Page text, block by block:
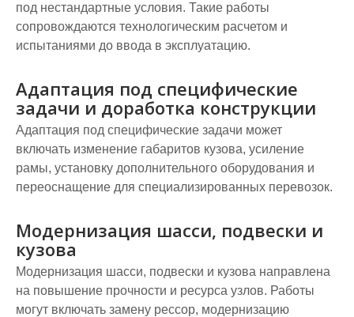
под нестандартные условия. Такие работы
сопровождаются технологическим расчетом и
испытаниями до ввода в эксплуатацию.
Адаптация под специфические
задачи и доработка конструкции
Адаптация под специфические задачи может
включать изменение габаритов кузова, усиление
рамы, установку дополнительного оборудования и
переоснащение для специализированных перевозок.
Модернизация шасси, подвески и
кузова
Модернизация шасси, подвески и кузова направлена
на повышение прочности и ресурса узлов. Работы
могут включать замену рессор, модернизацию